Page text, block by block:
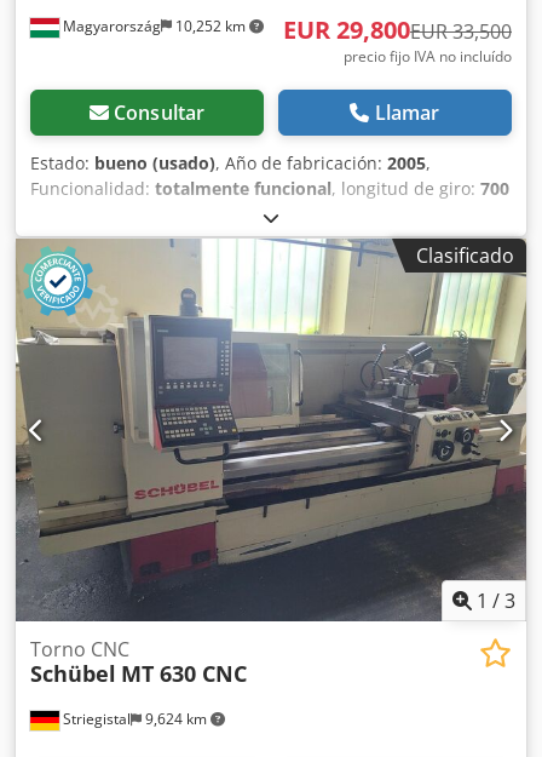
Magyarország 10,252 km EUR 29,800EUR 33,500
precio fijo IVA no incluído
Consultar Llamar
Estado: bueno (usado), Año de fabricación: 2005,
Funcionalidad: totalmente funcional, longitud de giro: 700
210 mm
(máx.):5,000 rpm, peso total:7,000 kg, Equipamiento:
ajuste continuo de la velocidad de rotación,
documentación / manual
, Máx.: 210 mm Diámetro de
torneado en mesa: 400 mm Longitud máxima de
mecanizado: 700 mm Recorridos X/Z: 192/700 mm
Recorrido en el eje W (contra el husillo): 730 mm Eje C:
0,001° Avance rápido X/Z: 30/32 m/min Velocidad del
husillo principal: 5000 rpm Motor: 11/7,5 kW 2 torretas: 12
posiciones Dimensiones de la máquina: 2700 x 2000 x 1980
mm Peso de la máquina: 7000 kg Equipamiento:
Dksdozhwnrspfx Aixer 2 torretas de 12 posiciones VDI 30
Herramienta de medición IRCO SiMag
Clasificado
1 /3
Striegistal 9,624 km
Torno CNC
Schübel MT 630 CNC